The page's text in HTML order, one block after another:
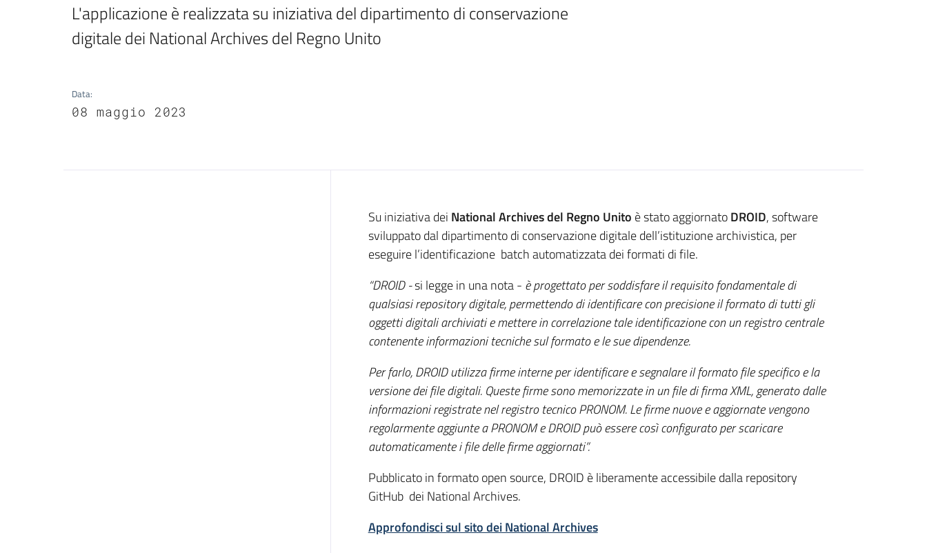
L'applicazione è realizzata su iniziativa del dipartimento di conservazione
digitale dei National Archives del Regno Unito
Data:
08 maggio 2023
Introduzione
Su iniziativa dei National Archives del Regno Unito è stato aggiornatoDROID, software
sviluppato dal dipartimento di conservazione digitale dell’istituzione archivistica, per
eseguire l’identificazione batch automatizzata dei formati di file.
“DROID -si legge in una nota - è progettato per soddisfare il requisito fondamentale di
qualsiasi repository digitale, permettendo di identificare con precisione il formato di tutti gli
oggetti digitali archiviati e mettere in correlazione tale identificazione con un registro centrale
contenente informazioni tecniche sul formato e le sue dipendenze.
Per farlo, DROID utilizza firme interne per identificare e segnalare il formato file specifico e la
versione dei file digitali. Queste firme sono memorizzate in un file di firma XML, generato dalle
informazioni registrate nel registro tecnico PRONOM. Le firme nuove e aggiornate vengono
regolarmente aggiunte a PRONOM e DROID può essere così configurato per scaricare
automaticamente i file delle firme aggiornati”.
Pubblicato in formato open source, DROID è liberamente accessibile dalla repository
GitHub dei National Archives.
Approfondisci sul sito dei National Archives